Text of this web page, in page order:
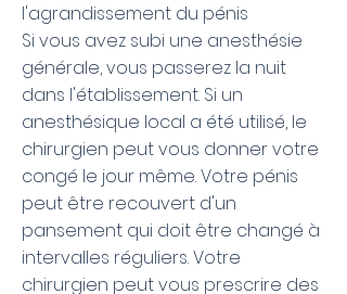
l'agrandissement du pénis
Si vous avez subi une anesthésie
générale, vous passerez la nuit
dans l'établissement. Si un
anesthésique local a été utilisé, le
chirurgien peut vous donner votre
congé le jour même. Votre pénis
peut être recouvert d'un
pansement qui doit être changé à
intervalles réguliers. Votre
chirurgien peut vous prescrire des